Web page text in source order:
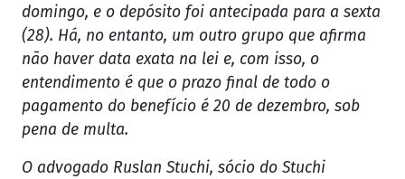
domingo, e o depósito foi antecipada para a sexta
(28). Há, no entanto, um outro grupo que afirma
não haver data exata na lei e, com isso, o
entendimento é que o prazo final de todo o
pagamento do benefício é 20 de dezembro, sob
pena de multa.
O advogado Ruslan Stuchi, sócio do Stuchi